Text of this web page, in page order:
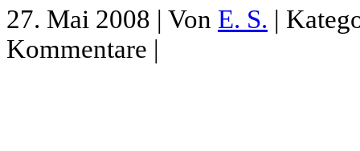
27. Mai 2008 | Von E. S. |
Kommentare |